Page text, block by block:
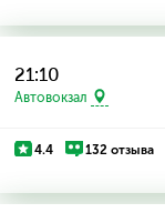
21:10
Автовокзал
4.4 132 отзыва